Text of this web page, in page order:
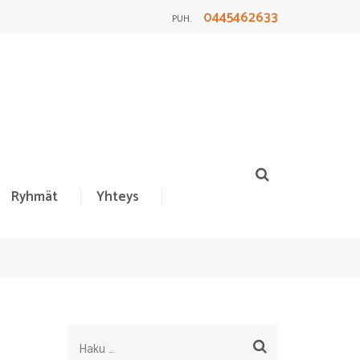
PUH. 0445462633
Ryhmät Yhteys
Haku: